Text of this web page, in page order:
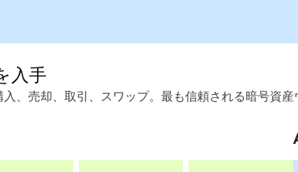
入手
、売却、取引、スワップ。最も信頼される暗号資産